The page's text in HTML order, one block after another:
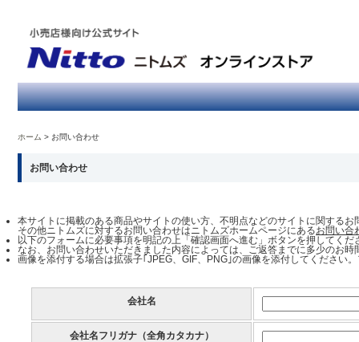
ホーム お問い合わせ
お問い合わせ
本サイトに掲載のある商品やサイトの使い方、不明点などのサイトに関する
その他ニトムズに対するお問い合わせはニトムズホームページにあるお問い合
以下のフォームに必要事項を明記の上「確認画面へ進む」ボタンを押してくだ
なお、お問い合わせいただきました内容によっては、ご返答までに多少のお
画像を添付する場合は拡張子｢JPEG、GIF、PNG｣の画像を添付してください
会社名
会社名フリガナ（全角カタカナ）